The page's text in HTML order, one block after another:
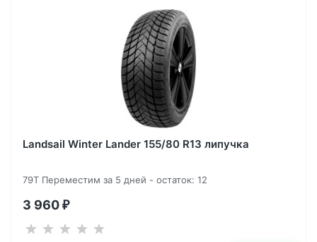
Landsail Winter Lander 155/80 R13 липучка
79T Переместим за 5 дней - остаток: 12
3 960 ₽